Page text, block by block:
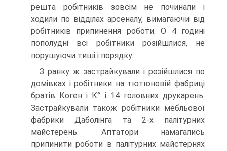
решта робітників зовсім не починали і
ходили по відділах арсеналу, вимагаючи від
робітників припинення роботи. O 4 годині
пополудні всі робітники розійшлися, не
порушуючи тиші і порядку.
З ранку ж застрайкували і розійшлися по
домівках і робітники на тютюновій фабриці
братів Коген і К° і 14 головних друкарень.
Застрайкували також робітники мебльової
фабрики Даболінга та 2-х палітурних
майстерень. Агітатори намагались
припинити роботи в палітурних майстернях